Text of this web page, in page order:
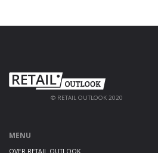
© RETAIL OUTLOOK 2020
MENU
OVER RETAIL OUTLOOK